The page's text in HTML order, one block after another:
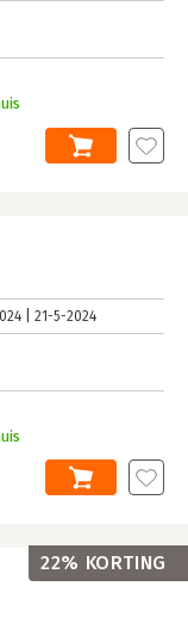
21-5-2024
22% KORTING